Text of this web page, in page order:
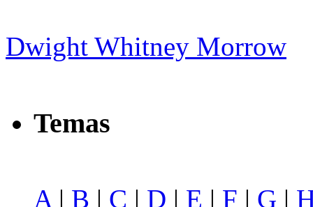
Dwight Whitney Morrow
Temas
A| B | C | D | E | F | G |